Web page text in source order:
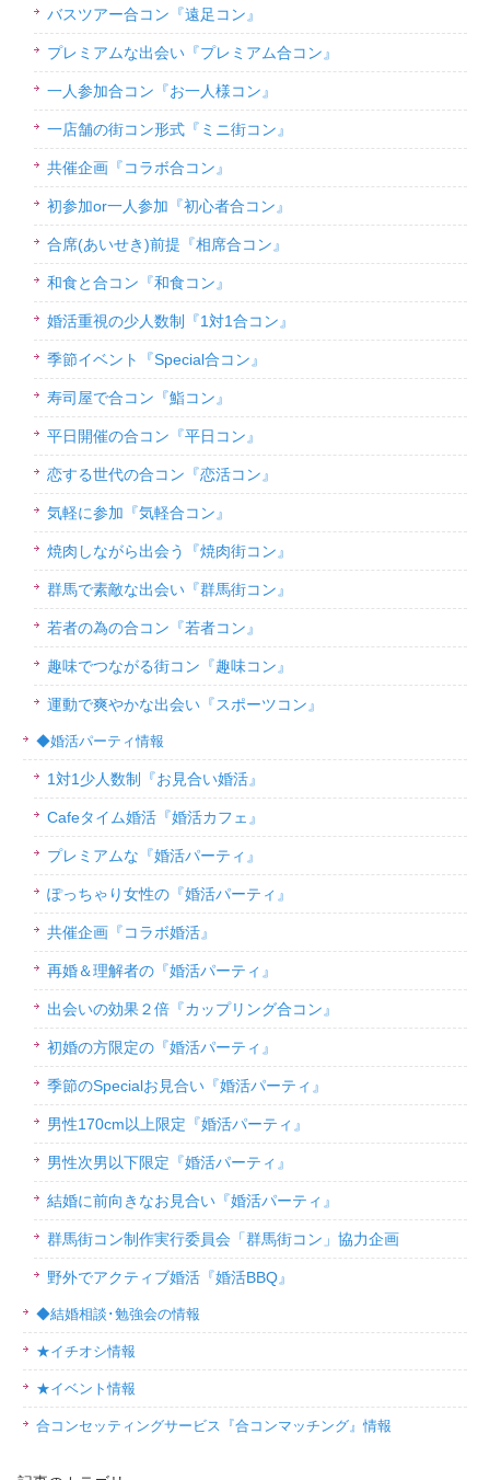
バスツアー合コン『遠足コン』
プレミアムな出会い『プレミアム合コン』
一人参加合コン『お一人様コン』
一店舗の街コン形式『ミニ街コン』
共催企画『コラボ合コン』
初参加or一人参加『初心者合コン』
合席(あいせき)前提『相席合コン』
和食と合コン『和食コン』
婚活重視の少人数制『1対1合コン』
季節イベント『Special合コン』
寿司屋で合コン『鮨コン』
平日開催の合コン『平日コン』
恋する世代の合コン『恋活コン』
気軽に参加『気軽合コン』
焼肉しながら出会う『焼肉街コン』
群馬で素敵な出会い『群馬街コン』
若者の為の合コン『若者コン』
趣味でつながる街コン『趣味コン』
運動で爽やかな出会い『スポーツコン』
◆婚活パーティ情報
1対1少人数制『お見合い婚活』
Cafeタイム婚活『婚活カフェ』
プレミアムな『婚活パーティ』
ぽっちゃり女性の『婚活パーティ』
共催企画『コラボ婚活』
再婚＆理解者の『婚活パーティ』
出会いの効果２倍『カップリング合コン』
初婚の方限定の『婚活パーティ』
季節のSpecialお見合い『婚活パーティ』
男性170cm以上限定『婚活パーティ』
男性次男以下限定『婚活パーティ』
結婚に前向きなお見合い『婚活パーティ』
群馬街コン制作実行委員会「群馬街コン」協力企画
野外でアクティブ婚活『婚活BBQ』
◆結婚相談･勉強会の情報
★イチオシ情報
★イベント情報
合コンセッティングサービス『合コンマッチング』情報